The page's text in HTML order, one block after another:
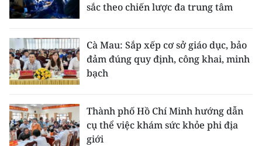
sắc theo chiến lược đa trung tâm
Cà Mau: Sắp xếp cơ sở giáo dục, bảo
đảm đúng quy định, công khai, minh
bạch
Thành phố Hồ Chí Minh hướng dẫn
cụ thể việc khám sức khỏe phi địa
giới